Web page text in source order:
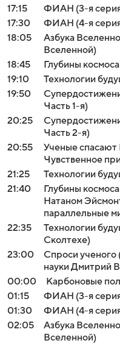
17:15
ФИАН (3-я
17:30
ФИАН (4-я
18:05
Азбука
Вселенной)
18:45
Глубины
19:10
Технологии
19:50
Часть 1-я)
20:25
Часть 2-я)
20:55
Ученые спасают
Чувственное
21:25
Технологии
21:40
Глубины
Натаном
параллельные
22:35
Технологии
Сколтехе)
23:00
Спроси ученого
науки Дмитрий
00:00
Карбоновые
01:15
ФИАН (3-я
01:30
ФИАН (4-я
02:05
Азбука
Вселенной)